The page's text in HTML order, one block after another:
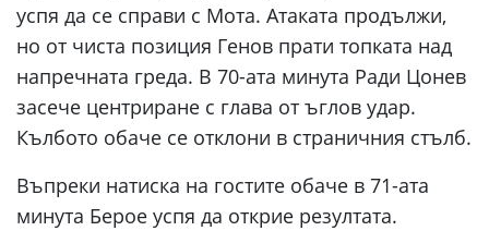
успя да се справи с Мота. Атаката продължи,
но от чиста позиция Генов прати топката над
напречната греда. В 70-ата минута Ради Цонев
засече центриране с глава от ъглов удар.
Кълбото обаче се отклони в страничния стълб.
Въпреки натиска на гостите обаче в 71-ата
минута Берое успя да открие резултата.